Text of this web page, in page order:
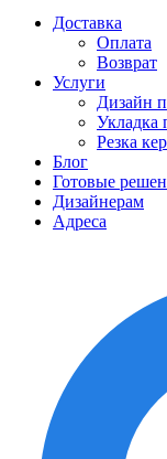
Доставка
Оплата
Возврат
Услуги
Дизайн
Укладка
Резка
Блог
Готовые
Дизайнерам
Адреса